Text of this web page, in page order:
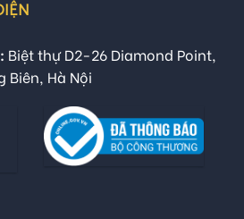
Biệt thự D2-26 Diamond Point,
Biên, Hà Nội